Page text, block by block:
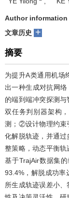
Author information
文章历史 +
摘要
为提升A类通用机场
出一种生成对抗网
的端到端冲突探测
双任务判别器架构
测；②设计物理约束
化解脱轨迹，并通
整策略，动态平衡轨
基于TrajAir数据集
93.4%，解脱成功率
所生成轨迹误差小